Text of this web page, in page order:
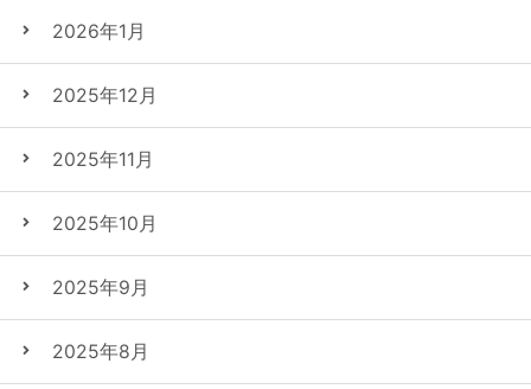
2026年1月
2025年12月
2025年11月
2025年10月
2025年9月
2025年8月